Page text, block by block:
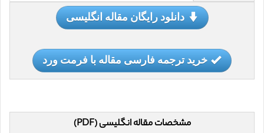
دانلود رایگان مقاله انگلیسی
خرید ترجمه فارسی مقاله با فرمت ورد
مشخصات مقاله انگلیسی (PDF)